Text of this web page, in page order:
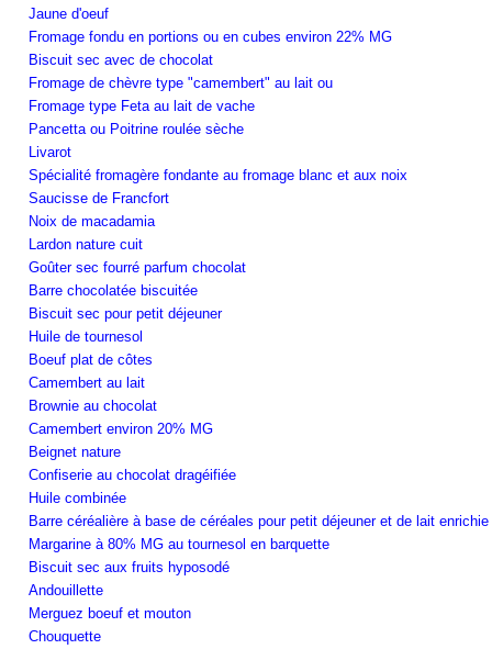
Jaune d'oeuf
Fromage fondu en portions ou en cubes environ 22% MG
Biscuit sec avec de chocolat
Fromage de chèvre type "camembert" au lait ou
Fromage type Feta au lait de vache
Pancetta ou Poitrine roulée sèche
Livarot
Spécialité fromagère fondante au fromage blanc et aux noix
Saucisse de Francfort
Noix de macadamia
Lardon nature cuit
Goûter sec fourré parfum chocolat
Barre chocolatée biscuitée
Biscuit sec pour petit déjeuner
Huile de tournesol
Boeuf plat de côtes
Camembert au lait
Brownie au chocolat
Camembert environ 20% MG
Beignet nature
Confiserie au chocolat dragéifiée
Huile combinée
Barre céréalière à base de céréales pour petit déjeuner et de lait
Margarine à 80% MG au tournesol en barquette
Biscuit sec aux fruits hyposodé
Andouillette
Merguez boeuf et mouton
Chouquette